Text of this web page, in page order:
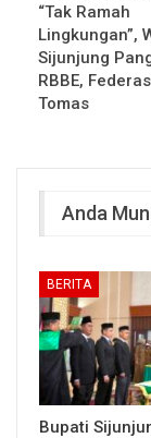
“Tak Ramah
Lingkungan”,
Sijunjung
RBBE,
Tomas
Anda
BERITA
Bupati